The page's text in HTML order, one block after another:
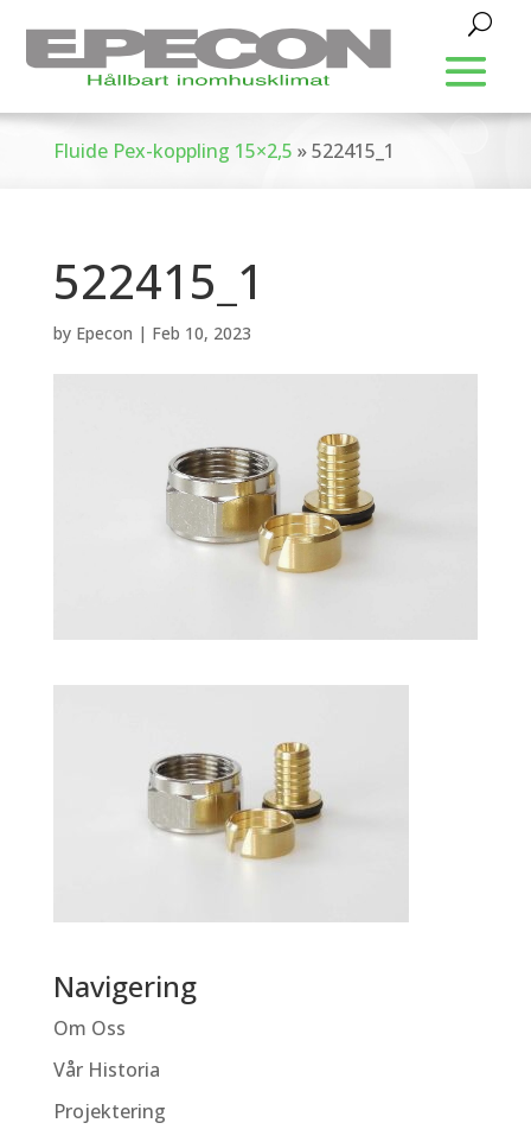
Fluide Pex-koppling 15×2,5 »522415_1
522415_1
by Epecon | Feb 10, 2023
Navigering
Om Oss
Vår Historia
Projektering